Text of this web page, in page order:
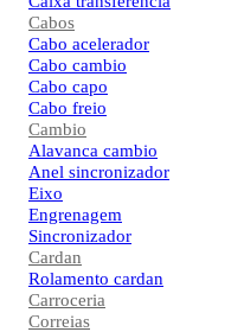
Cabos
Cabo acelerador
Cabo cambio
Cabo capo
Cabo freio
Cambio
Alavanca cambio
Anel sincronizador
Eixo
Engrenagem
Sincronizador
Cardan
Rolamento cardan
Carroceria
Correias